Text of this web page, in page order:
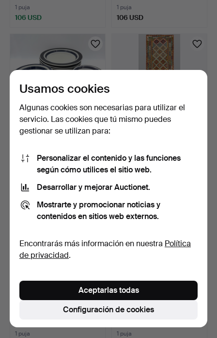
1 puja
106 USD
1 puja
106 USD
3 horas 59 min
3 días
7 pujas
ALFOMBRA ORIENTAL,
kilim, diseño clásico m…
1 puja
ALFOMBRA ORIENTAL,
kilim, tejida a mano, c…
1 puja
Usamos cookies
Algunas cookies son necesarias para utilizar el
servicio. Las cookies que tú mismo puedes
gestionar se utilizan para:
Personalizar el contenido y las funciones
según cómo utilices el sitio web.
Desarrollar y mejorar Auctionet.
Mostrarte y promocionar noticias y
contenidos en sitios web externos.
Encontrarás más información en nuestra Política
de privacidad.
Configuración de cookies
Aceptarlas todas